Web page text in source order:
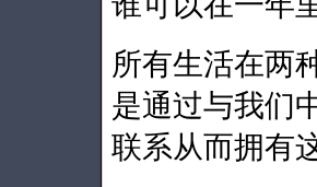
所有生活在两
是通过与我们
联系从而拥有